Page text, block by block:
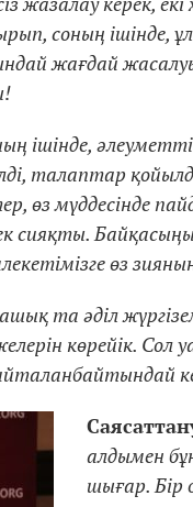
соның ішінде,
жағдай
ішінде,
талаптар
өз мүддесінде
сияқты.
өз
та әділ
көрейік. Сол
алдымен
шығар. Бір